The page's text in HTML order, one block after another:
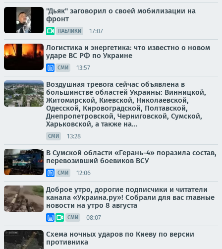
"Дьяк" заговорил о своей мобилизации на
фронт
ПАБЛИКИ 17:07
Логистика и энергетика: что известно о новом
ударе ВС РФ по Украине
СМИ 13:57
Воздушная тревога сейчас объявлена в
большинстве областей Украины: Винницкой,
Житомирской, Киевской, Николаевской,
Одесской, Кировоградской, Полтавской,
Днепропетровской, Черниговской, Сумской,
Харьковской, а также на...
СМИ 13:28
В Сумской области «Герань-4» поразила состав,
перевозивший боевиков ВСУ
СМИ 12:06
Доброе утро, дорогие подписчики и читатели
канала «Украина.ру»! Собрали для вас главные
новости на утро 8 августа
СМИ 08:07
Схема ночных ударов по Киеву по версии
противника